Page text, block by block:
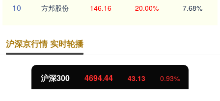
10 方邦股份 146.16 20.00% 7.68%
沪深京行情 实时轮播
沪深300 4694.44 43.13 0.93%